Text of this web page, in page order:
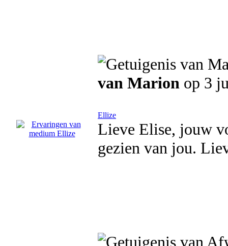
van Marion op 3
Ellize
Lieve Elise, jouw
gezien van jou.